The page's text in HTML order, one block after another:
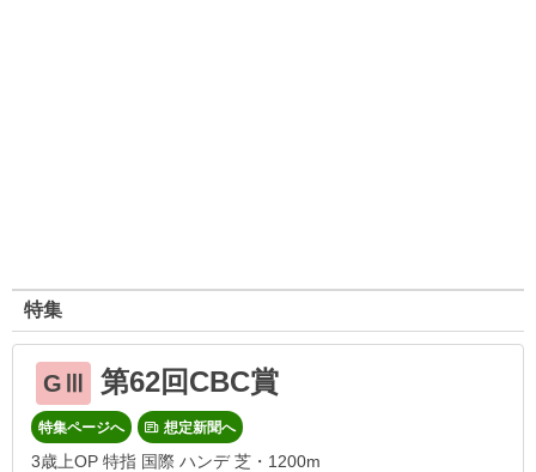
特集
GⅢ 第62回CBC賞
特集ページへ 想定新聞へ
3歳上OP 特指 国際 ハンデ 芝・1200m